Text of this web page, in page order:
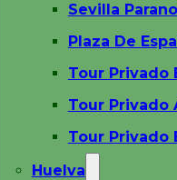
Sevilla
Plaza De
Tour Privado
Tour Privado
Tour Privado
Huelva